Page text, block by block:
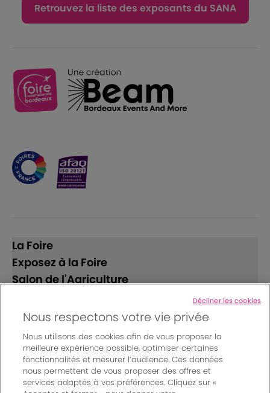
Retrouvez la liste des exposants du SANA
La Foire
Exposez à la Foire
Salon de l'Agriculture
Suivez-nous
Nous respectons votre vie privée
Nous utilisons des cookies afin de vous proposer la
meilleure expérience possible, optimiser certaines
fonctionnalités et mesurer l’audience. Ces données
nous permettent de vous proposer des offres et
services adaptés à vos préférences. Cliquez sur «
Décliner les cookies